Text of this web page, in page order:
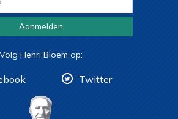
Aanmelden
Volg Henri Bloem op:
Twitter